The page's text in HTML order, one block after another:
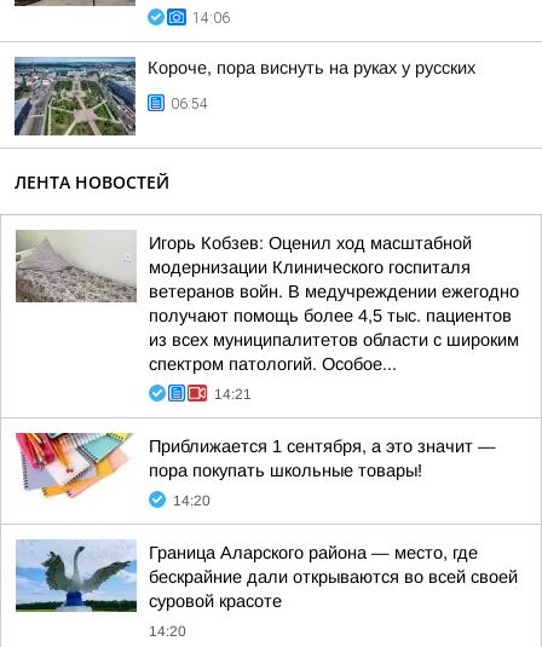
14:06
Короче, пора виснуть на руках у русских
06:54
ЛЕНТА НОВОСТЕЙ
Игорь Кобзев: Оценил ход масштабной
модернизации Клинического госпиталя
ветеранов войн. В медучреждении ежегодно
получают помощь более 4,5 тыс. пациентов
из всех муниципалитетов области с широким
спектром патологий. Особое...
14:21
Приближается 1 сентября, а это значит —
пора покупать школьные товары!
14:20
Граница Аларского района — место, где
бескрайние дали открываются во всей своей
суровой красоте
14:20